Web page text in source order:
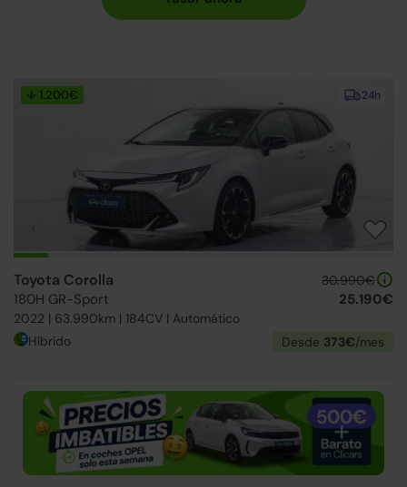
24h
↓ 1.200€
Toyota Corolla
180H GR-Sport
2022 | 63.990km | 184CV | Automático
30.990€
25.190€
Híbrido Desde 373€/mes